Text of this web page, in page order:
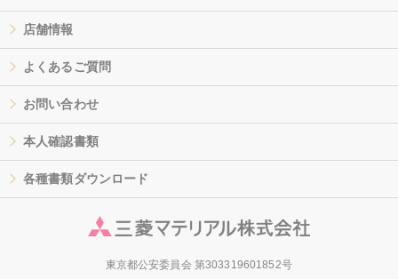
店舗情報
よくあるご質問
お問い合わせ
本人確認書類
各種書類ダウンロード
東京都公安委員会 第303319601852号